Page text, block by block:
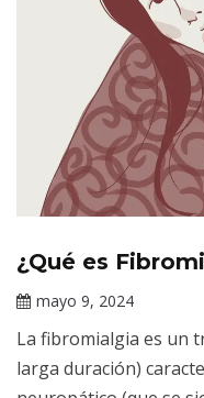
Información
¿Qué es
mayo 9, 2024
La fibromialgia es un
larga duración)